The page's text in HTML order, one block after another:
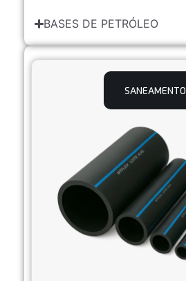
BASES DE PETRÓLEO
SANEAMENTO